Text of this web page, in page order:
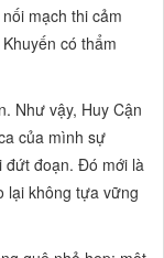
mạch thi cảm
có thẩm
Như vậy, Huy Cận
của mìnhsự
đứt đoạn. Đó mới là
lại không tựa vững